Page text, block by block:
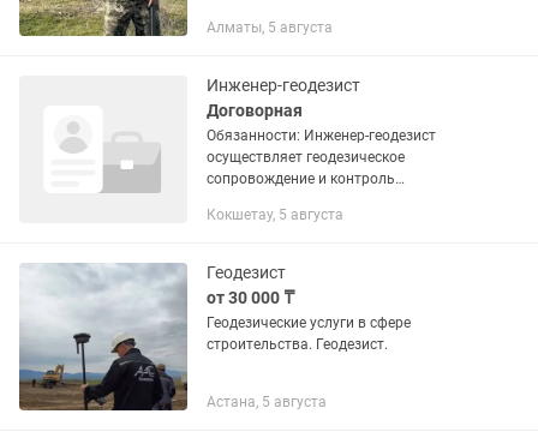
по проектным отметкам Вынос в
Алматы, 5 августа
Инженер-геодезист
Договорная
Обязанности: Инженер-геодезист
осуществляет геодезическое
сопровождение и контроль
строительной площадке. В
правильности выноса в натуру...
Кокшетау, 5 августа
Геодезист
от 30 000 ₸
Геодезические услуги в сфере
строительства. Геодезист.
Астана, 5 августа